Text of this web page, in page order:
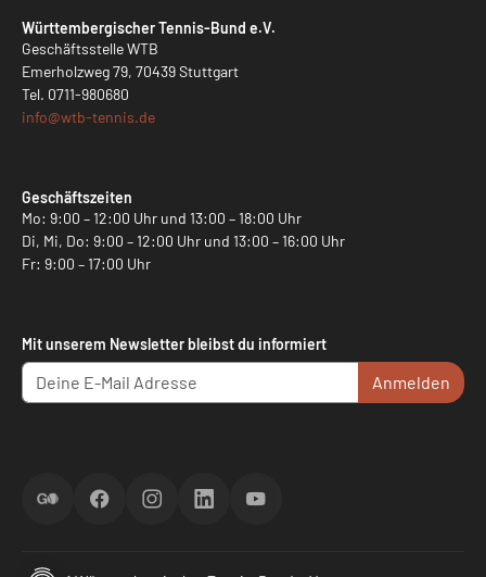
Württembergischer Tennis-Bund e.V.
Geschäftsstelle WTB
Emerholzweg 79, 70439 Stuttgart
Tel. 0711-980680
info@wtb-tennis.de
Geschäftszeiten
Mo: 9:00 – 12:00 Uhr und 13:00 – 18:00 Uhr
Di, Mi, Do: 9:00 – 12:00 Uhr und 13:00 – 16:00 Uhr
Fr: 9:00 – 17:00 Uhr
Mit unserem Newsletter bleibst du informiert
Anmelden
ScoreGOFacebookInstagramLinkedInYouTube